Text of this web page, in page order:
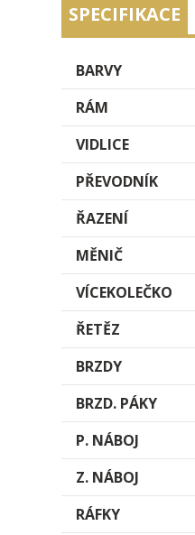
SPECIFIKACE
BARVY
RÁM
VIDLICE
PŘEVODNÍK
ŘAZENÍ
MĚNIČ
VÍCE­KOLEČKO
ŘETĚZ
BRZDY
BRZD. PÁKY
P. NÁBOJ
Z. NÁBOJ
RÁFKY